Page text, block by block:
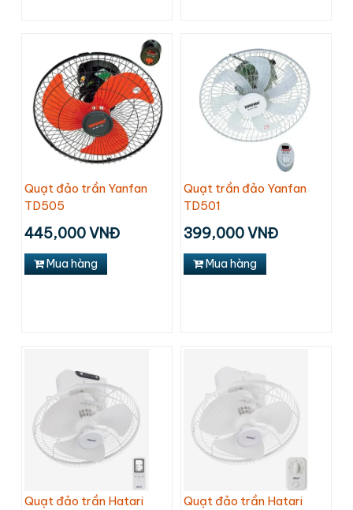
Quạt đảo trần Yanfan
TD505
445,000 VNĐ
Mua hàng
Quạt trần đảo Yanfan
TD501
399,000 VNĐ
Mua hàng
Quạt đảo trần Hatari
Quạt đảo trần Hatari